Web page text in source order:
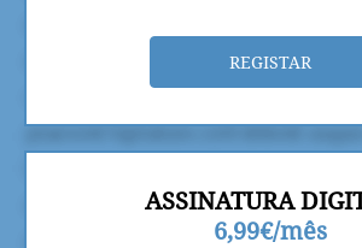
REGISTAR
ASSINATURA
6,99€/mês